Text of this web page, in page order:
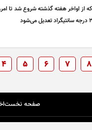
4 5 6 7 8
صفحه نخست